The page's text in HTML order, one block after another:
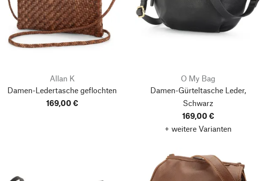
Allan K
Damen-Ledertasche geflochten
169,00 €
O My Bag
Damen-Gürteltasche Leder,
Schwarz
169,00 €
+ weitere Varianten